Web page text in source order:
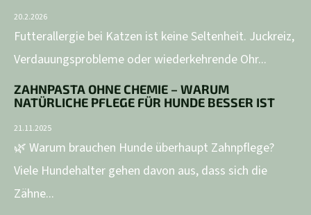
20.2.2026
Futterallergie bei Katzen ist keine Seltenheit. Juckreiz,
Verdauungsprobleme oder wiederkehrende Ohr...
ZAHNPASTA OHNE CHEMIE – WARUM
NATÜRLICHE PFLEGE FÜR HUNDE BESSER IST
21.11.2025
🌿 Warum brauchen Hunde überhaupt Zahnpflege?
Viele Hundehalter gehen davon aus, dass sich die
Zähne...